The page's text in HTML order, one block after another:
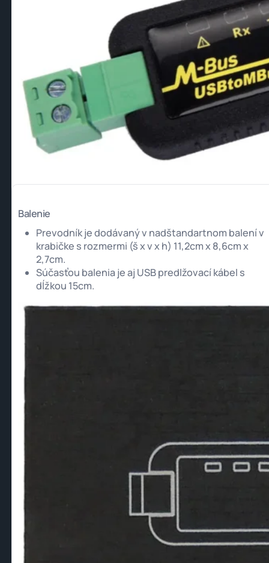
Balenie
Prevodník je dodávaný v nadštandartnom balení v
krabičke s rozmermi (š x v x h) 11,2cm x 8,6cm x
2,7cm.
Súčasťou balenia je aj USB predlžovací kábel s
dĺžkou 15cm.